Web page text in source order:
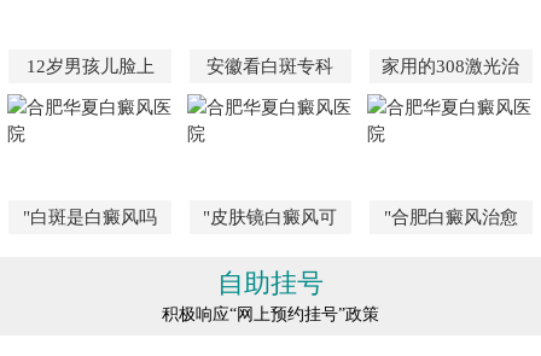
12岁男孩儿脸上 安徽看白斑专科 家用的308激光治
"白斑是白癜风吗 "皮肤镜白癜风可 "合肥白癜风治愈
自助挂号
积极响应“网上预约挂号”政策